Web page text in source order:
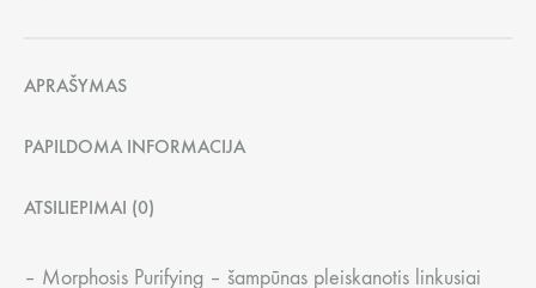
APRAŠYMAS
PAPILDOMA INFORMACIJA
ATSILIEPIMAI (0)
– Morphosis Purifying – šampūnas pleiskanotis linkusiai